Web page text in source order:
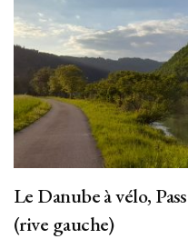
Le Danube à vélo,
(rive gauche)